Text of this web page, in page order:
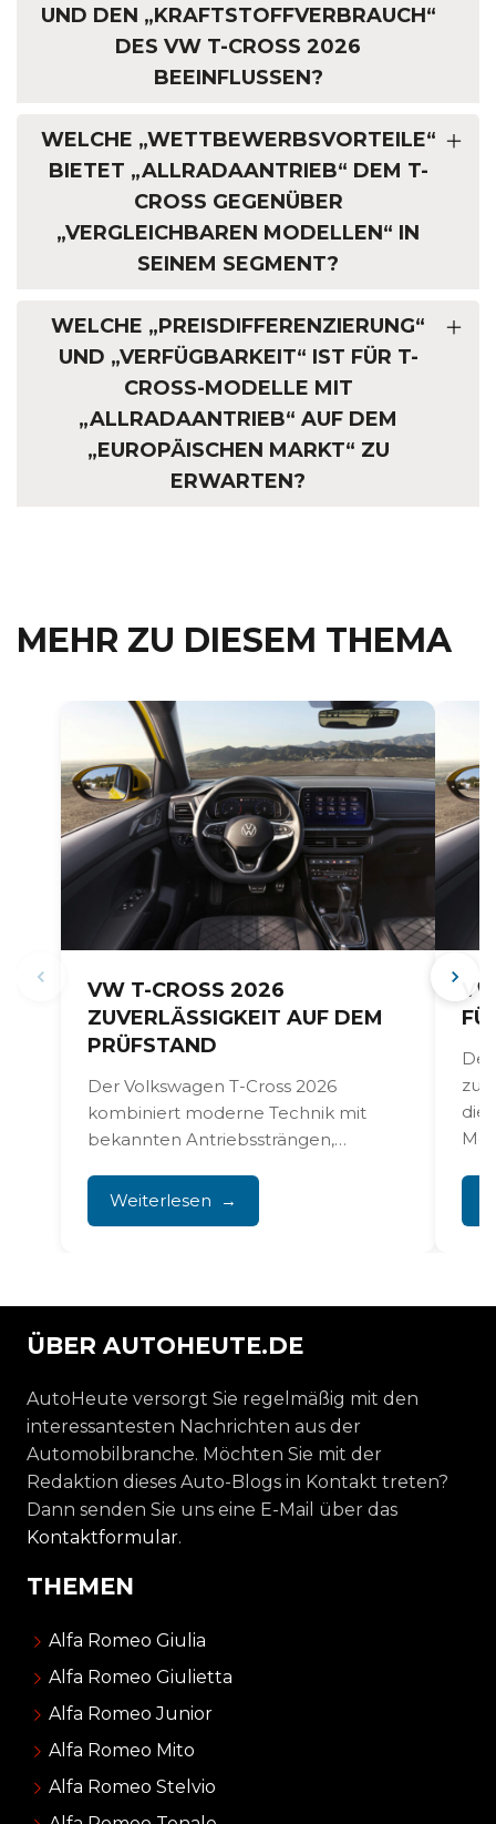
UND DEN „KRAFTSTOFFVERBRAUCH“
DES VW T-CROSS 2026
BEEINFLUSSEN?
WELCHE „WETTBEWERBSVORTEILE“
BIETET „ALLRADAANTRIEB“ DEM T-
CROSS GEGENÜBER
„VERGLEICHBAREN MODELLEN“ IN
SEINEM SEGMENT?
WELCHE „PREISDIFFERENZIERUNG“
UND „VERFÜGBARKEIT“ IST FÜR T-
CROSS-MODELLE MIT
„ALLRADAANTRIEB“ AUF DEM
„EUROPÄISCHEN MARKT“ ZU
ERWARTEN?
MEHR ZU DIESEM THEMA
VW T-CROSS 2026
ZUVERLÄSSIGKEIT AUF DEM
PRÜFSTAND
Der Volkswagen T-Cross 2026
kombiniert moderne Technik mit
bekannten Antriebssträngen,
Wartung und Aufmerksamkeit für
Schwachstellen. Mit...
Weiterlesen
zur
ÜBER AUTOHEUTE.DE
AutoHeute versorgt Sie regelmäßig mit den
interessantesten Nachrichten aus der
Automobilbranche. Möchten Sie mit der
Redaktion dieses Auto-Blogs in Kontakt treten?
Dann senden Sie uns eine E-Mail über das
Kontaktformular.
THEMEN
Alfa Romeo Giulia
Alfa Romeo Giulietta
Alfa Romeo Junior
Alfa Romeo Mito
Alfa Romeo Stelvio